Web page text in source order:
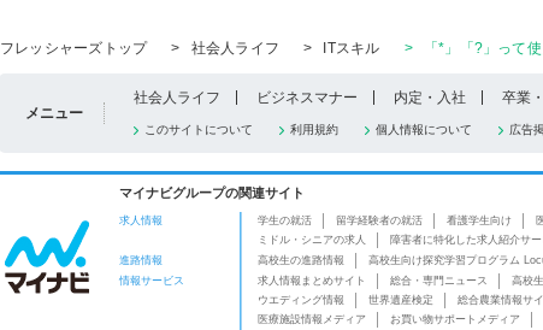
フレッシャーズトップ
> 社会人ライフ > ITスキル > 「*」「?」って
メニュー
社会人ライフ ビジネスマナー 内定・入社 卒業
このサイトについて 利用規約 個人情報について 広告
マイナビグループの関連サイト
求人情報 学生の就活 留学経験者の就活 看護学生向け
ミドル・シニアの求人
障害者に特化した求人紹介サー
進路情報
高校生の進路情報
高校生向け探究学習プログラム
情報サービス
求人情報まとめサイト 総合・専門ニュース 高校
ウエディング情報
世界遺産検定 総合農業情報サ
医療施設情報メディア
お買い物サポートメディア